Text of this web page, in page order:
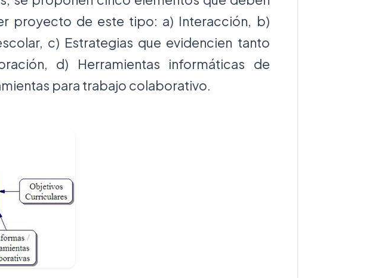
proyecto de este tipo: a) Interacción, b)
c) Estrategias que evidencien tanto
d) Herramientas informáticas de
para trabajo colaborativo.